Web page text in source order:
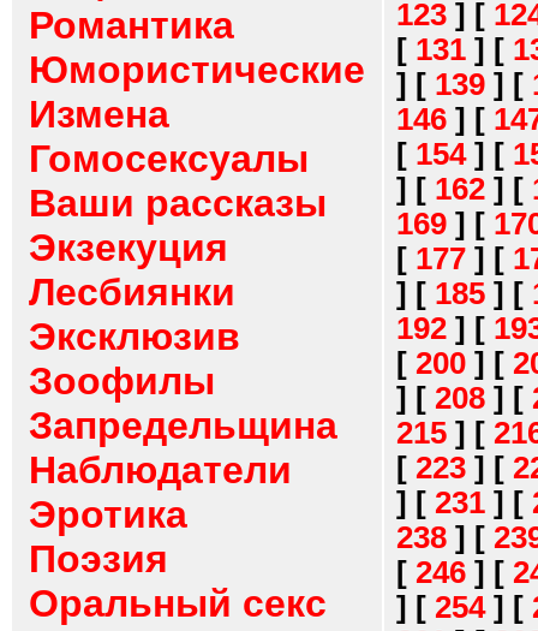
Романтика
Юмористические
Измена
Гомосексуалы
Ваши рассказы
Экзекуция
Лесбиянки
Эксклюзив
Зоофилы
Запредельщина
Наблюдатели
Эротика
Поэзия
Оральный секс
123 ] [
[ 131 ] [
] [ 139 ] [
146 ] [
[ 154] [
] [ 162 ] [
169 ] [
[ 177 ] [
] [ 185 ] [
192 ] [
[ 200 ] [
] [ 208 ] [
215 ] [
[ 223 ] [
] [ 231 ] [
238 ] [
[ 246 ] [
] [ 254] [